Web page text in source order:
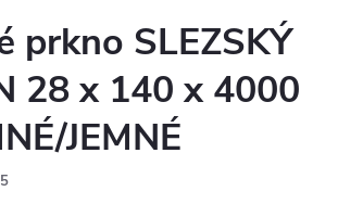
prkno SLEZSKÝ
28 x 140 x 4000
JEMNÉ